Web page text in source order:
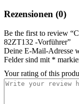
Rezensionen (0)
Be the first to review
82ZT132 -Vorführer”
Deine E-Mail-Adresse
Felder sind mit *
Your rating of this